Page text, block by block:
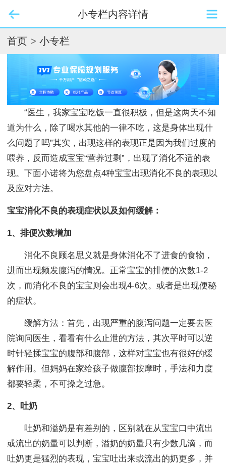
小专栏内容详情
首页 > 小专栏
“医生，我家宝宝吃饭一直很积极，但是这两天不知
道为什么，除了喝水其他的一律不吃，这是身体出现什
么问题了吗”其实，出现这样的表现正是因为我们过度的
喂养，反而造成宝宝“营养过剩”，出现了消化不适的表
现。下面小诺将为您盘点4种宝宝出现消化不良的表现以
及应对方法。
宝宝消化不良的表现症状以及如何缓解：
1、排便次数增加
消化不良顾名思义就是身体消化不了进食的食物，
进而出现频发腹泻的情况。正常宝宝的排便的次数1-2
次，而消化不良的宝宝则会出现4-6次。或者是出现便秘
的症状。
缓解方法：首先，出现严重的腹泻问题一定要去医
院询问医生，看看有什么止泄的方法，其次平时可以逆
时针轻揉宝宝的腹部和腹部，这样对宝宝也有很好的缓
解作用。但妈妈在家给孩子做腹部按摩时，手法和力度
都要轻柔，不可操之过急。
2、吐奶
吐奶和溢奶是有差别的，区别就在从宝宝口中流出
或流出的奶量可以判断，溢奶的奶量只有少数几滴，而
吐奶更是猛烈的表现，宝宝吐出来或流出的奶更多，并